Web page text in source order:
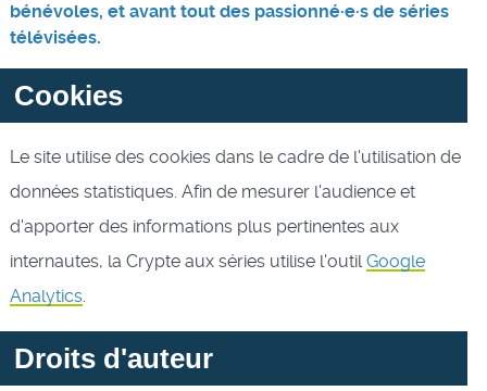
bénévoles, et avant tout des passionné·e·s de séries
télévisées.
Cookies
Le site utilise des cookies dans le cadre de l'utilisation de
données statistiques. Afin de mesurer l'audience et
d'apporter des informations plus pertinentes aux
internautes, la Crypte aux séries utilise l'outilGoogle
Analytics.
Droits d'auteur